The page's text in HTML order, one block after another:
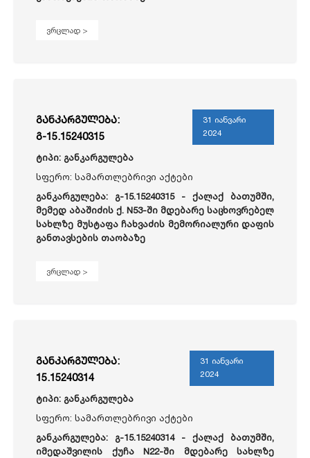
ვრცლად >
განკარგულება:
გ-15.15240315
31 იანვარი
2024
ტიპი: განკარგულება
სფერო: სამართლებრივი აქტები
განკარგულება: გ-15.15240315 - ქალაქ ბათუმში,
მემედ აბაშიძის ქ. N53-ში მდებარე საცხოვრებელ
სახლზე მუსტაფა ჩახვაძის მემორიალური დაფის
განთავსების თაობაზე
ვრცლად >
განკარგულება:
15.15240314
31 იანვარი
2024
ტიპი: განკარგულება
სფერო: სამართლებრივი აქტები
განკარგულება: გ-15.15240314 - ქალაქ ბათუმში,
იმედაშვილის ქუჩა N22-ში მდებარე სახლზე